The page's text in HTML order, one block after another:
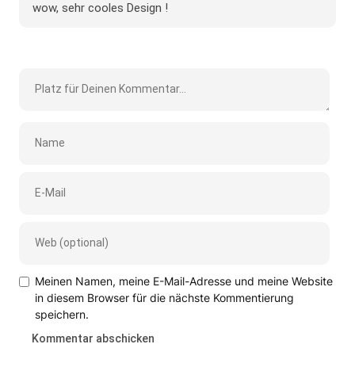
wow, sehr cooles Design !
Meinen Namen, meine E-Mail-Adresse und meine Website
in diesem Browser für die nächste Kommentierung
speichern.